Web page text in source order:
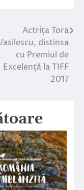
Actrița Tora
distinsa
cu Premiul de
Excelență la TIFF
2017